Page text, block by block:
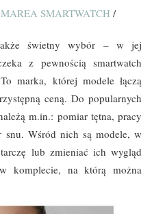
MAREA SMARTWATCH /
świetny wybór – w jej
z pewnością smartwatch
marka, której modele łączą
ceną. Do popularnych
m.in.: pomiar tętna, pracy
Wśród nich są modele, w
lub zmieniać ich wygląd
komplecie, na którą można